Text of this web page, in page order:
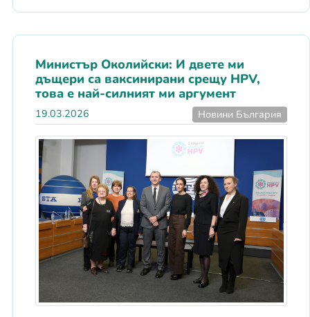
Министър Околийски: И двете ми
дъщери са ваксинирани срещу HPV,
това е най-силният ми аргумент
19.03.2026 Новини България